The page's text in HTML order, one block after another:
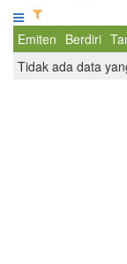
Emiten Berdiri
Tidak ada data